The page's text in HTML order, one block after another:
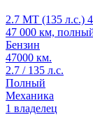
2.7 MT (135 л.с.)
47 000 км,
Бензин
47000 км.
2.7 / 135 л.с.
Полный
Механика
1 владелец